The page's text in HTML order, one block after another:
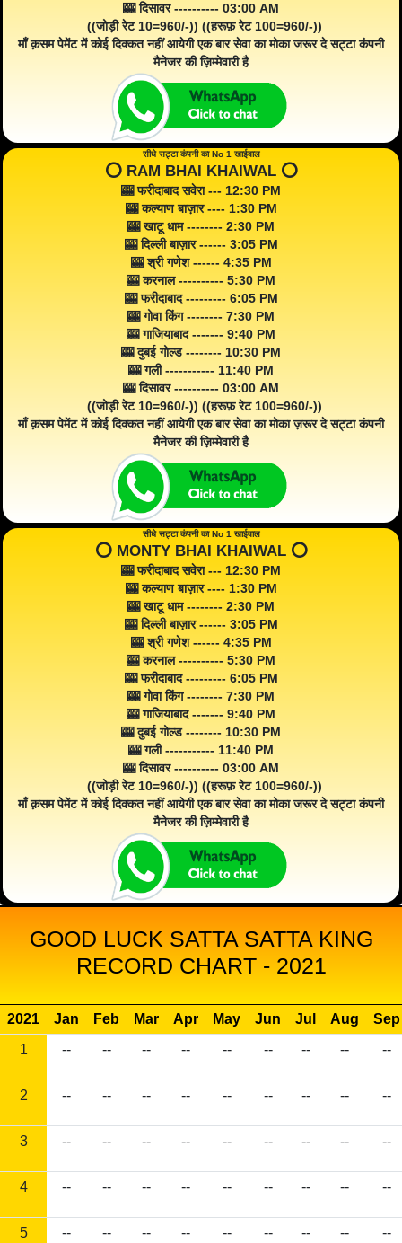
🎰 दिसावर ---------- 03:00 AM
((जोड़ी रेट 10=960/-)) ((हरूफ़ रेट 100=960/-))
माँ क़सम पेमेंट में कोई दिक्कत नहीं आयेगी एक बार सेवा का मोका जरूर दे सट्टा कंपनी
मैनेजर की ज़िम्मेवारी है
सीधे सट्टा कंपनी का No 1 खाईवाल
⭕️ RAM BHAI KHAIWAL ⭕️
🎰 फरीदाबाद सवेरा --- 12:30 PM
🎰 कल्याण बाज़ार ---- 1:30 PM
🎰 खाटू धाम -------- 2:30 PM
🎰 दिल्ली बाज़ार ------ 3:05 PM
🎰 श्री गणेश ------ 4:35 PM
🎰 करनाल ---------- 5:30 PM
🎰 फरीदाबाद --------- 6:05 PM
🎰 गोवा किंग -------- 7:30 PM
🎰 गाजियाबाद ------- 9:40 PM
🎰 दुबई गोल्ड -------- 10:30 PM
🎰 गली ----------- 11:40 PM
🎰 दिसावर ---------- 03:00 AM
((जोड़ी रेट 10=960/-)) ((हरूफ़ रेट 100=960/-))
माँ क़सम पेमेंट में कोई दिक्कत नहीं आयेगी एक बार सेवा का मोका ज़रूर दे सट्टा कंपनी
मैनेजर की ज़िम्मेवारी है
सीधे सट्टा कंपनी का No 1 खाईवाल
⭕️ MONTY BHAI KHAIWAL ⭕️
🎰 फरीदाबाद सवेरा --- 12:30 PM
🎰 कल्याण बाज़ार ---- 1:30 PM
🎰 खाटू धाम -------- 2:30 PM
🎰 दिल्ली बाज़ार ------ 3:05 PM
🎰 श्री गणेश ------ 4:35 PM
🎰 करनाल ---------- 5:30 PM
🎰 फरीदाबाद --------- 6:05 PM
🎰 गोवा किंग -------- 7:30 PM
🎰 गाजियाबाद ------- 9:40 PM
🎰 दुबई गोल्ड -------- 10:30 PM
🎰 गली ----------- 11:40 PM
🎰 दिसावर ---------- 03:00 AM
((जोड़ी रेट 10=960/-)) ((हरूफ़ रेट 100=960/-))
माँ क़सम पेमेंट में कोई दिक्कत नहीं आयेगी एक बार सेवा का मोका जरूर दे सट्टा कंपनी
मैनेजर की ज़िम्मेवारी है
GOOD LUCK SATTA SATTA KING
RECORD CHART - 2021
2021 Jan Feb Mar Apr May Jun Jul Aug
Sep
1
-- -- -- -- -- -- -- -- --
2 -- -- -- -- -- -- -- -- --
3 -- -- -- -- -- -- -- -- --
4 -- -- -- -- -- -- -- -- --
5 -- -- -- -- -- -- -- -- --